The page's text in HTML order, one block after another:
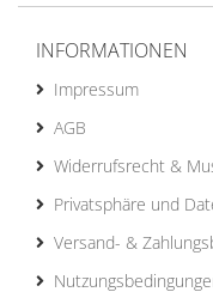
INFORMATIONEN
Impressum
AGB
Widerrufsrecht &
Privatsphäre und
Versand- &